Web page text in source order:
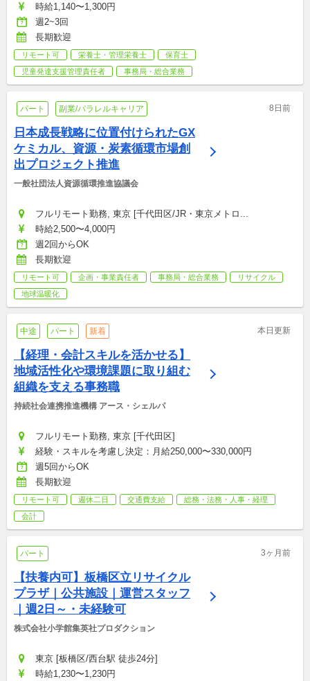
時給1,140〜1,300円
週2~3回
長期歓迎
リモート可 栄養士・管理栄養士
保育士
児童発達支援管理責任者
事務局・総合業務
パート 副業/パラレルキャリア 8日前
日本成長戦略に位置付けられたGX
ケミカル、資源・炭素循環市場創
出プロジェクト推進
一般社団法人資源循環推進協議会
フルリモート勤務, 東京 [千代田区/JR・東京メトロ...
時給2,500〜4,000円
週2回からOK
長期歓迎
リモート可 企画・事業責任者 事務局・総合業務
リサイクル
地球温暖化
中途 パート 新着 本日更新
【経理・会計スキルを活かせる】
地域活性化や環境課題に取り組む
組織を支える事務職
持続社会連携推進機構 アース・シェルパ
フルリモート勤務, 東京 [千代田区]
経験・スキルを考慮し決定：月給250,000〜330,000円
週5回からOK
長期歓迎
リモート可 週休二日 交通費支給
総務・法務・人事・経理
会計
パート 3ヶ月前
【扶養内可】板橋区立リサイクル
プラザ｜公共施設｜運営スタッフ
｜週2日～・未経験可
株式会社小学館集英社プロダクション
東京 [板橋区/西台駅 徒歩24分]
時給1,230〜1,230円